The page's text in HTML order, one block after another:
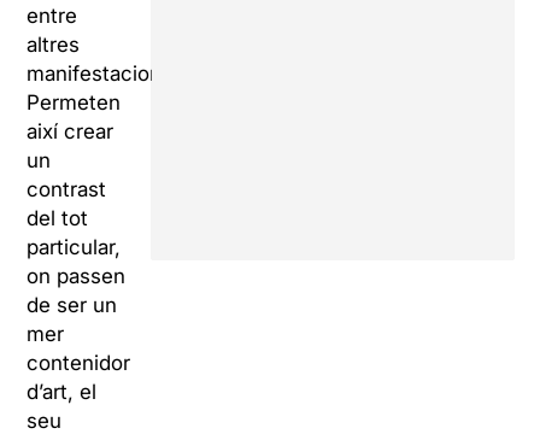
entre
altres
manifestacions.
Permeten
així crear
un
contrast
del tot
particular,
on passen
de ser un
mer
contenidor
d’art, el
seu